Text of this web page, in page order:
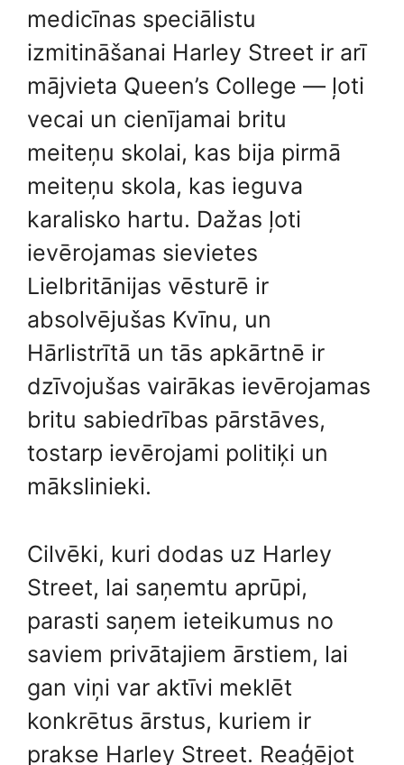
medicīnas speciālistu
izmitināšanai Harley Street ir arī
mājvieta Queen’s College — ļoti
vecai un cienījamai britu
meiteņu skolai, kas bija pirmā
meiteņu skola, kas ieguva
karalisko hartu. Dažas ļoti
ievērojamas sievietes
Lielbritānijas vēsturē ir
absolvējušas Kvīnu, un
Hārlistrītā un tās apkārtnē ir
dzīvojušas vairākas ievērojamas
britu sabiedrības pārstāves,
tostarp ievērojami politiķi un
mākslinieki.
Cilvēki, kuri dodas uz Harley
Street, lai saņemtu aprūpi,
parasti saņem ieteikumus no
saviem privātajiem ārstiem, lai
gan viņi var aktīvi meklēt
konkrētus ārstus, kuriem ir
prakse Harley Street. Reaģējot